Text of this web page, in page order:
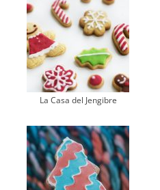
La Casa del Jengibre